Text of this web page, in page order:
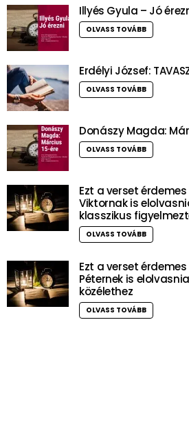
Illyés Gyula – Jó
OLVASS TOVÁBB
Erdélyi József:
OLVASS TOVÁBB
Donászy Magda:
OLVASS TOVÁBB
Ezt a verset
Viktornak is
klasszikus
OLVASS TOVÁBB
Ezt a verset
Péternek is
közélethez
OLVASS TOVÁBB